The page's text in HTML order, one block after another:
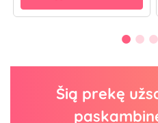
Šią prekę